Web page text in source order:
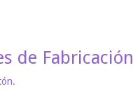
de Fabricación